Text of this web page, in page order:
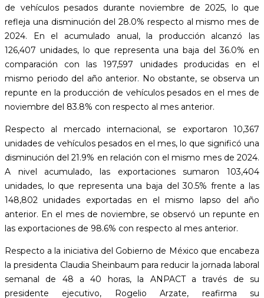
de vehículos pesados durante noviembre de 2025, lo que
refleja una disminución del 28.0% respecto al mismo mes de
2024. En el acumulado anual, la producción alcanzó las
126,407 unidades, lo que representa una baja del 36.0% en
comparación con las 197,597 unidades producidas en el
mismo periodo del año anterior. No obstante, se observa un
repunte en la producción de vehículos pesados en el mes de
noviembre del 83.8% con respecto al mes anterior.
Respecto al mercado internacional, se exportaron 10,367
unidades de vehículos pesados en el mes, lo que significó una
disminución del 21.9% en relación con el mismo mes de 2024.
A nivel acumulado, las exportaciones sumaron 103,404
unidades, lo que representa una baja del 30.5% frente a las
148,802 unidades exportadas en el mismo lapso del año
anterior. En el mes de noviembre, se observó un repunte en
las exportaciones de 98.6% con respecto al mes anterior.
Respecto a la iniciativa del Gobierno de México que encabeza
la presidenta Claudia Sheinbaum para reducir la jornada laboral
semanal de 48 a 40 horas, la ANPACT a través de su
presidente ejecutivo, Rogelio Arzate, reafirma su